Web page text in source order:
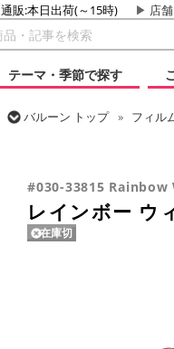
通販:本日出荷(～15時) 店舗
テーマ・季節で探す
バルーン トップ フィル
#030-33815
レインボー ウ
在庫切